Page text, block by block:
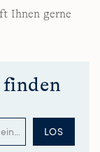
Ihnen gerne
LOS